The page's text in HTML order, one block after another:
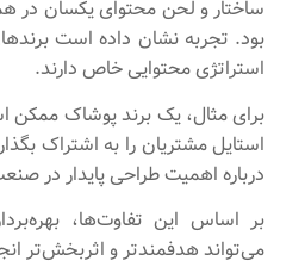
ساختار و لحن محتوای یکسان در
بود. تجربه نشان داده است
استراتژی محتوایی خاص دارند.
برای مثال، یک برند پوشاک ممکن
استایل مشتریان را به اشتراک
درباره اهمیت طراحی پایدار در
بر اساس این تفاوت‌ها،
می‌تواند هدفمندتر و اثربخش‌تر